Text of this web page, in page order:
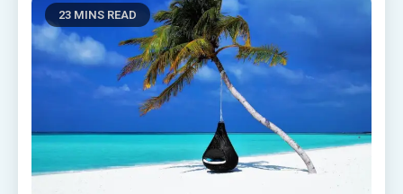
23 MINS READ